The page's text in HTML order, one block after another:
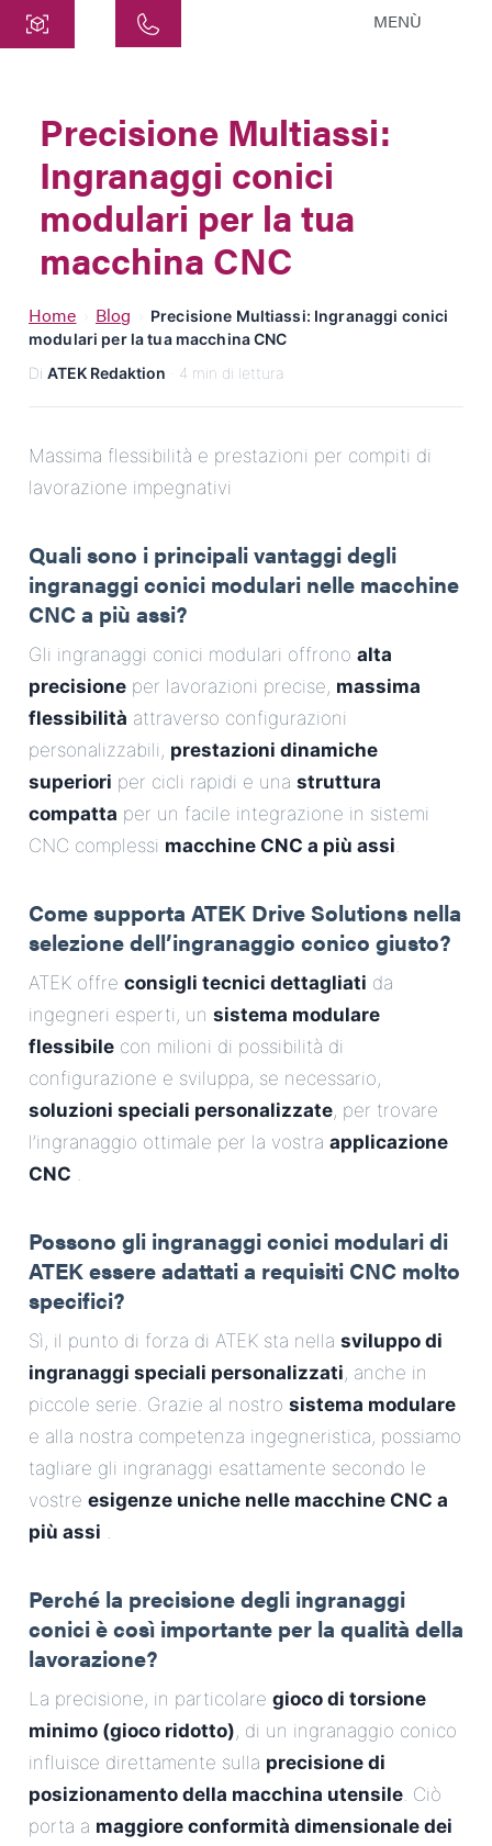
Siemensstraße 47
25462 Rellingen
info@atek.de
+49 4101 7953-0
Apri chat
Nome dell'azienda
Indirizzo
Messaggio
Invia messaggio
MENÙ
Precisione Multiassi:
Ingranaggi conici
modulari per la tua
macchina CNC
Home Blog
Precisione Multiassi: Ingranaggi conici
modulari per la tua macchina CNC
Di ATEK Redaktion · 4 min di lettura
Massima flessibilità e prestazioni per compiti di
lavorazione impegnativi
Quali sono i principali vantaggi degli
ingranaggi conici modulari nelle macchine
CNC a più assi?
Gli ingranaggi conici modulari offrono alta
precisione per lavorazioni precise, massima
flessibilità attraverso configurazioni
personalizzabili, prestazioni dinamiche
superiori per cicli rapidi e una struttura
compatta per un facile integrazione in sistemi
CNC complessi macchine CNC a più assi.
Come supporta ATEK Drive Solutions nella
selezione dell’ingranaggio conico giusto?
ATEK offre consigli tecnici dettagliati da
ingegneri esperti, un sistema modulare
flessibile con milioni di possibilità di
configurazione e sviluppa, se necessario,
soluzioni speciali personalizzate, per trovare
l’ingranaggio ottimale per la vostra applicazione
CNC .
Possono gli ingranaggi conici modulari di
ATEK essere adattati a requisiti CNC molto
specifici?
Sì, il punto di forza di ATEK sta nella sviluppo di
ingranaggi speciali personalizzati, anche in
piccole serie. Grazie al nostro sistema modulare
e alla nostra competenza ingegneristica, possiamo
tagliare gli ingranaggi esattamente secondo le
vostre esigenze uniche nelle macchine CNC a
più assi .
Perché la precisione degli ingranaggi
conici è così importante per la qualità della
lavorazione?
La precisione, in particolare gioco di torsione
minimo (gioco ridotto), di un ingranaggio conico
influisce direttamente sulla precisione di
posizionamento della macchina utensile. Ciò
porta a maggiore conformità dimensionale dei